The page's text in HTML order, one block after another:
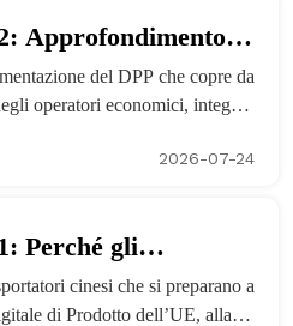
Approfondimento
lo utilizzano,
del DPP che copre da
operatori economici, integraz
2026-07-24
Perché gli
prepararsi al
cinesi che si preparano a
di Prodotto dell’UE, alla g